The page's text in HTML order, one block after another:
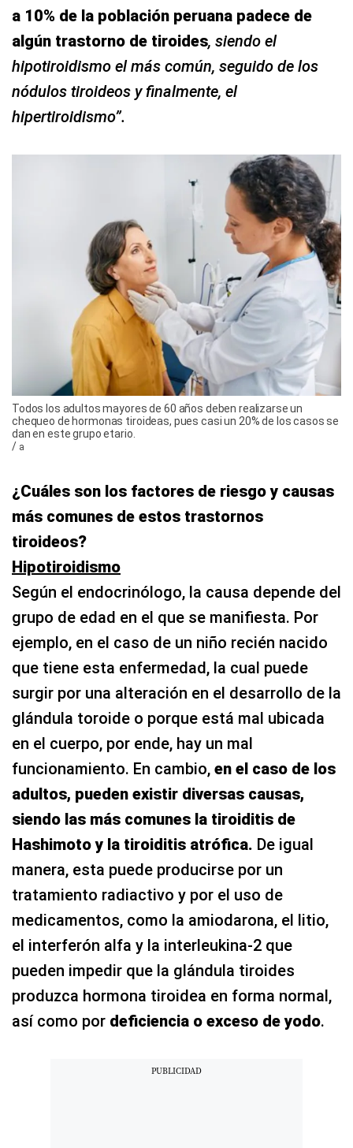
a 10% de la población peruana padece de
algún trastorno de tiroides, siendo el
hipotiroidismo el más común, seguido de los
nódulos tiroideos y finalmente, el
hipertiroidismo”.
Todos los adultos mayores de 60 años deben realizarse un
chequeo de hormonas tiroideas, pues casi un 20% de los casos se
dan en este grupo etario.
/ a
¿Cuáles son los factores de riesgo y causas
más comunes de estos trastornos
tiroideos?
Hipotiroidismo
Según el endocrinólogo, la causa depende del
grupo de edad en el que se manifiesta. Por
ejemplo, en el caso de un niño recién nacido
que tiene esta enfermedad, la cual puede
surgir por una alteración en el desarrollo de la
glándula toroide o porque está mal ubicada
en el cuerpo, por ende, hay un mal
funcionamiento. En cambio, en el caso de los
adultos, pueden existir diversas causas,
siendo las más comunes la tiroiditis de
Hashimoto y la tiroiditis atrófica. De igual
manera, esta puede producirse por un
tratamiento radiactivo y por el uso de
medicamentos, como la amiodarona, el litio,
el interferón alfa y la interleukina-2 que
pueden impedir que la glándula tiroides
produzca hormona tiroidea en forma normal,
así como por deficiencia o exceso de yodo.